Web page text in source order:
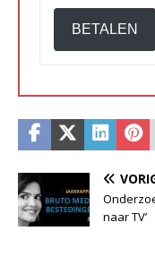
BETALEN
naar TV’